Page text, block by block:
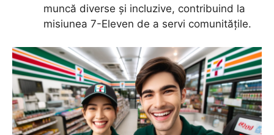
muncă diverse și incluzive, contribuind la
misiunea 7-Eleven de a servi comunitățile.